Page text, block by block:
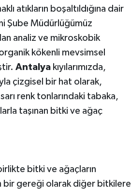
atıkların boşaltıldığına dair
Şube Müdürlüğümüz
analiz ve mikroskobik
kökenli mevsimsel
Antalyakıyılarımızda,
çizgisel bir hat olarak,
renk tonlarındaki tabaka,
taşınan bitki ve ağaç
bitki ve ağaçların
bir gereği olarak diğer bitkilere